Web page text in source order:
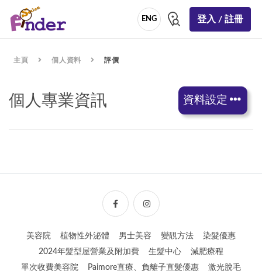
ENG 登入 / 註冊
主頁 個人資料 評價
個人專業資訊 資料設定
美容院 植物性外泌體 男士美容 變靚方法
染髮優惠
2024年髮型屋營業及附加費
生髮中心
減肥療程
單次收費美容院
Paimore直療、負離子直髮優惠
激光脫毛